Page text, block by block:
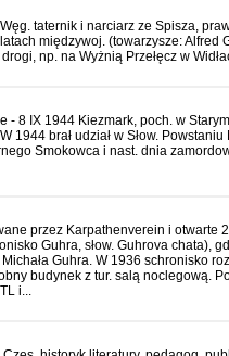
taternik i narciarz ze Spisza,
międzywoj. (towarzysze: Alfred
np. na Wyżnią Przełęcz w
- 8 IX 1944 Kiezmark, poch. w
1944 brał udział w Słow. Powstaniu
Smokowca i nast. dnia
przez Karpathenverein i otwarte
Guhra, słow. Guhrova chata),
Guhra. W 1936 schronisko
budynek z tur. salą noclegową.
i...